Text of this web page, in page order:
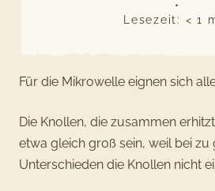
•
Lesezeit: < 1
Für die Mikrowelle eignen sich
Die Knollen, die zusammen
etwa gleich groß sein, weil bei zu
Unterschieden die Knollen nicht